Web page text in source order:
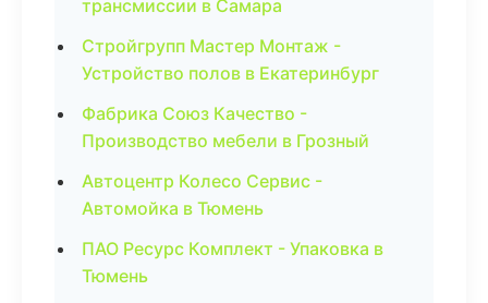
трансмиссии в Самара
Стройгрупп Мастер Монтаж -
Устройство полов в Екатеринбург
Фабрика Союз Качество -
Производство мебели в Грозный
Автоцентр Колесо Сервис -
Автомойка в Тюмень
ПАО Ресурс Комплект - Упаковка в
Тюмень